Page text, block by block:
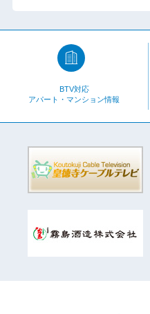
BTV対応
アパート・マンション情報